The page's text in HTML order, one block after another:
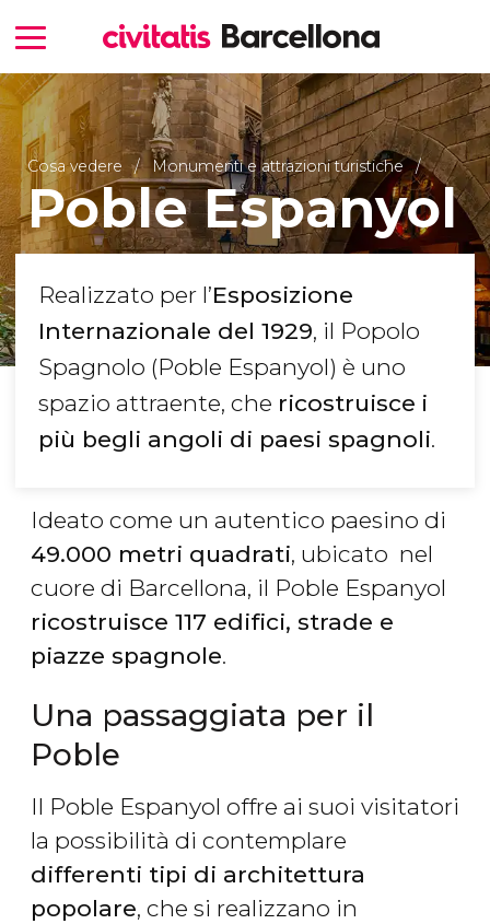
Cosa vedere Monumenti e attrazioni turistiche
Poble Espanyol
Realizzato per l’Esposizione
Internazionale del 1929, il Popolo
Spagnolo (Poble Espanyol) è uno
spazio attraente, che ricostruisce i
più begli angoli di paesi spagnoli.
Ideato come un autentico paesino di
49.000 metri quadrati, ubicato nel
cuore di Barcellona, il Poble Espanyol
ricostruisce 117 edifici, strade e
piazze spagnole.
Una passaggiata per il
Poble
Il Poble Espanyol offre ai suoi visitatori
la possibilità di contemplare
differenti tipi di architettura
popolare, che si realizzano in